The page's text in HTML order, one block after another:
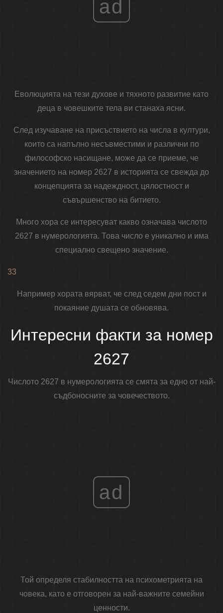
ad
Еволюцията на тези духове и тяхното развитие като
деца в човешките тела ви станаха ясни.
След изучаване на присъствието на числа в култури,
които са напълно несъвместими и различни по
философско насищане, може да се приеме, че
значението на номер 2627 в историята се свежда до
концепцията за надеждност, цялостност и
съвършенство на битието.
Много хора се интересуват какво означава числото
2627 в нумерологията. Това число е уникално и има
специално свещено значение.
33
Например хората вярват, че след седем дни пост и
покаяние душата се обновява.
Интересни факти за номер
2627
Числото 2627 в нумерологията се смята за едно от най-
съдбоносните за човечеството.
ad
Той определя стабилността на психометрията на
човека, като е отговорен за най-важните семейни
ценности.